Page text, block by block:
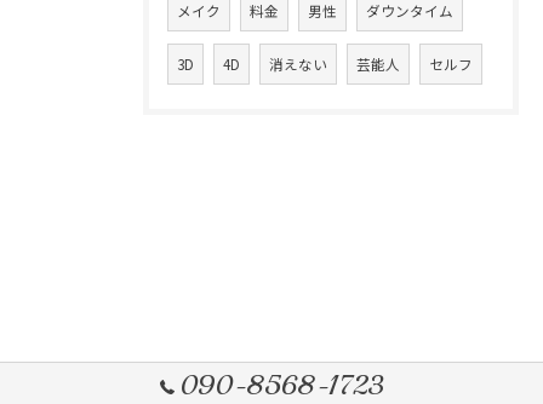
メイク 料金 男性 ダウンタイム
3D 4D 消えない 芸能人 セルフ
090-8568-1723